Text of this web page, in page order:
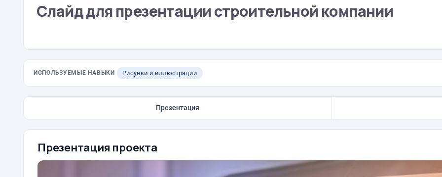
Слайд для презентации строительной компании
ИСПОЛЬЗУЕМЫЕ НАВЫКИ Рисунки и иллюстрации
Презентация
Презентация проекта